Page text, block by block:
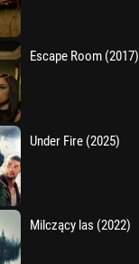
Escape Room (2017)
Under Fire (2025)
Milczący las (2022)